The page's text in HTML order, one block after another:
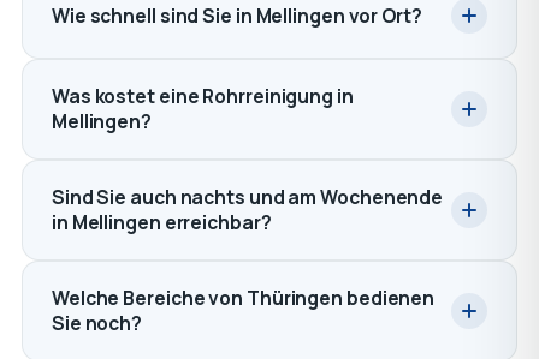
Wie schnell sind Sie in Mellingen vor Ort?
Was kostet eine Rohrreinigung in
Mellingen?
Sind Sie auch nachts und am Wochenende
in Mellingen erreichbar?
Welche Bereiche von Thüringen bedienen
Sie noch?